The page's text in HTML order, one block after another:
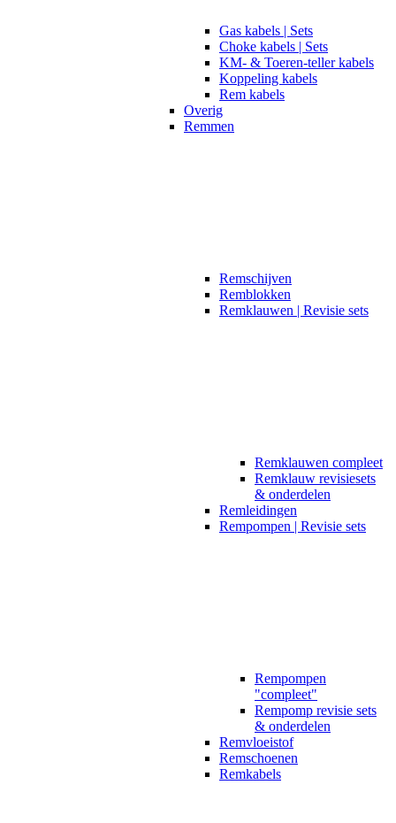
Gas kabels | Sets
Choke kabels | Sets
KM- & Toeren-teller kabels
Koppeling kabels
Rem kabels
Overig
Remmen
Remschijven
Remblokken
Remklauwen | Revisie sets
Remklauwen compleet
Remklauw revisiesets
& onderdelen
Remleidingen
Rempompen | Revisie sets
Rempompen
"compleet"
Rempomp revisie sets
& onderdelen
Remvloeistof
Remschoenen
Remkabels